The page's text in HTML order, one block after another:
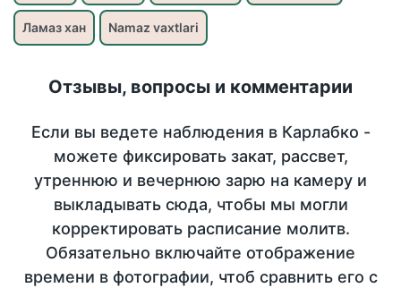
Ламаз хан Namaz vaxtlari
Отзывы, вопросы и комментарии
Если вы ведете наблюдения в Карлабко -
можете фиксировать закат, рассвет,
утреннюю и вечернюю зарю на камеру и
выкладывать сюда, чтобы мы могли
корректировать расписание молитв.
Обязательно включайте отображение
времени в фотографии, чтоб сравнить его с